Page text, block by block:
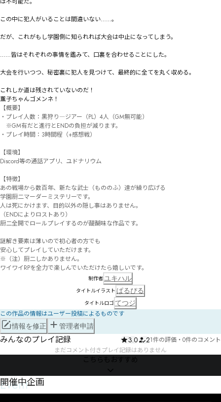
この中に犯人がいることは間違いない……。
だが、これがもし学園側に知られれば大会は中止になってしまう。
……皆はそれぞれの事情を鑑みて、口裏を合わせることにした。
大会を行いつつ、秘密裏に犯人を見つけて、最終的に全てを丸く収める。
これしか道は残されていないのだ！
薫子ちゃんゴメンネ！
【概要】
・プレイ人数：黒狩り―ジアー（PL）4人（GM無可能）
※GM有だと進行とENDの負担が減ります。
・プレイ時間：3時間程（+感想戦）
【環境】
Discord等の通話アプリ、ユドナリウム
【特徴】
あの戦場から数百年、新たな武士（もののふ）達が繰り広げる
学園厨二マーダーミステリーです。
人は死にかけます、目的以外の隠し事はありません。
（ENDによりロストあり）
厨二全開でロールプレイするのが醍醐味な作品です。
謎解き要素は薄いので初心者の方でも
安心してプレイしていただけます。
※（注）厨二しかありません。
ワイワイRPを全力で楽しんでいただけたら嬉しいです。
制作者 ユキハル
タイトルイラスト ぱるぴる
タイトルロゴ てつジ
この作品の情報はユーザー投稿によるものです
情報を修正 管理者申請
みんなのプレイ記録 3.0 21件の評価 ・ 0件のコメント
まだコメント付きプレイ記録はありません
こちらもおすすめ
Event
開催中企画